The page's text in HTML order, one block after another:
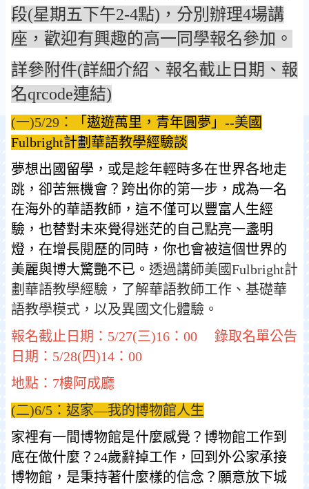
段(星期五下午2-4點)，分別辦理4場講
座，歡迎有興趣的高一同學報名參加。
詳參附件(詳細介紹、報名截止日期、報
名qrcode連結)
(一)5/29：
「遨遊萬里，青年圓夢」--美國
Fulbright計劃華語教學經驗談
夢想出國留學，或是趁年輕時多在世界各地走
跳，卻苦無機會？跨出你的第一步，成為一名
在海外的華語教師，這不僅可以豐富人生經
驗，也替對未來覺得迷茫的自己點亮一盞明
燈，在增長閱歷的同時，你也會被這個世界的
美麗與博大驚艷不已。 透過講師美國Fulbright計
劃華語教學經驗，了解華語教師工作、基礎華
語教學模式，以及異國文化體驗。
報名截止日期：5/27(三)16：00 錄取名單公告
日期：5/28(四)14：00
地點：7樓阿成廳
(二)6/5：返家—我的博物館人生
家裡有一間博物館是什麼感覺？博物館工作到
底在做什麼？ 24歲辭掉工作，回到外公家承接
博物館，是秉持著什麼樣的信念？願意放下城